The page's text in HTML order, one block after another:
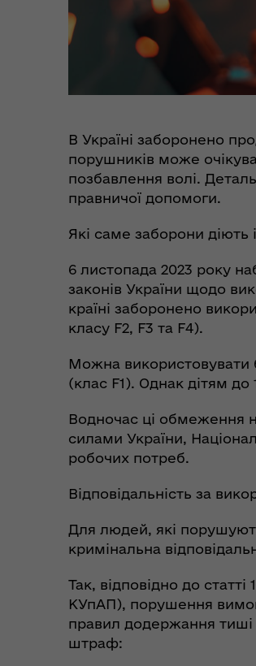
Пункти незламності та
Дії населення при
небезпечних подіях та
надзвичайних
В Україні заборонено
порушників може
позбавлення волі.
правничої допомоги.
Які саме заборони діють
6 листопада 2023 року
законів України щодо
країні заборонено
класу F2, F3 та F4).
Можна використовувати
(клас F1). Однак дітям до
Водночас ці обмеження
силами України,
робочих потреб.
Відповідальність за
Для людей, які
кримінальна
Так, відповідно до
КУпАП), порушення
правил додержання тиші
штраф: